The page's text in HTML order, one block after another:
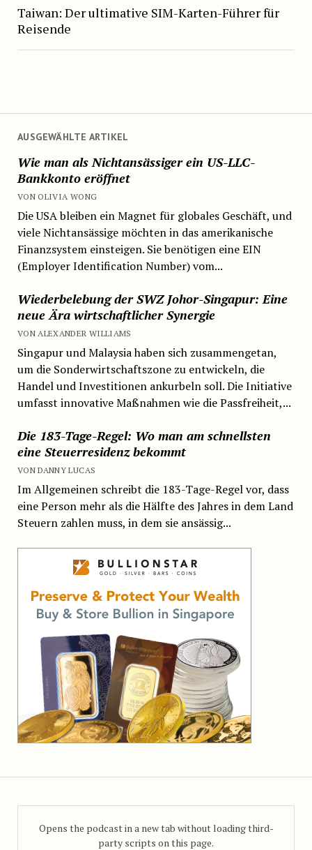
AUSGEWÄHLTE ARTIKEL
Wie man als Nichtansässiger ein US-LLC-
Bankkonto eröffnet
VON OLIVIA WONG
Die USA bleiben ein Magnet für globales Geschäft, und
viele Nichtansässige möchten in das amerikanische
Finanzsystem einsteigen. Sie benötigen eine EIN
(Employer Identification Number) vom...
Wiederbelebung der SWZ Johor-Singapur: Eine
neue Ära wirtschaftlicher Synergie
VON ALEXANDER WILLIAMS
Singapur und Malaysia haben sich zusammengetan,
um die Sonderwirtschaftszone zu entwickeln, die
Handel und Investitionen ankurbeln soll. Die Initiative
umfasst innovative Maßnahmen wie die Passfreiheit,...
Die 183-Tage-Regel: Wo man am schnellsten
eine Steuerresidenz bekommt
VON DANNY LUCAS
Im Allgemeinen schreibt die 183-Tage-Regel vor, dass
eine Person mehr als die Hälfte des Jahres in dem Land
Steuern zahlen muss, in dem sie ansässig...
Taiwan: Der ultimative SIM-Karten-Führer für
Reisende
Opens the podcast in a new tab without loading third-
party scripts on this page.